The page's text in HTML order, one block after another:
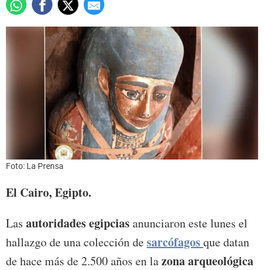
Foto: La Prensa
El Cairo, Egipto.
Las autoridades egipciasanunciaron este lunes el
hallazgo de una colección desarcófagosque datan
de hace más de 2.500 años en lazona arqueológica